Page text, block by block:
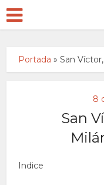
Portada »San
8
San
Indice